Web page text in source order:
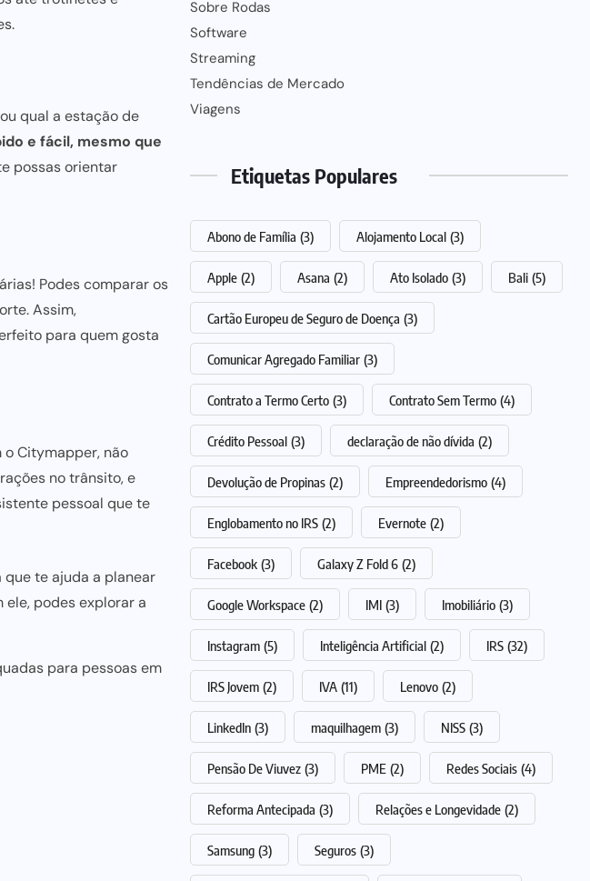
qual a estação de
e fácil, mesmo que
possas orientar
Podes comparar os
Assim,
para quemgosta
o Citymapper, não
no trânsito, e
pessoal que te
te ajuda a planear
ele, podes explorar a
para pessoas em
Sobre Rodas
Software
Streaming
Tendências de Mercado
Viagens
Etiquetas Populares
Abono de Família (3) Alojamento Local (3)
Apple (2) Asana (2) Ato Isolado (3) Bali (5)
Cartão Europeu de Seguro de Doença (3)
Comunicar Agregado Familiar (3)
Contrato a Termo Certo (3) Contrato Sem Termo (4)
Crédito Pessoal (3) declaração de não dívida (2)
Devolução de Propinas (2) Empreendedorismo (4)
Englobamento no IRS (2) Evernote (2)
Facebook (3) Galaxy Z Fold 6 (2)
Google Workspace (2) IMI (3) Imobiliário (3)
Instagram (5) Inteligência Artificial (2) IRS (32)
IRS Jovem (2) IVA (11) Lenovo (2)
LinkedIn (3) maquilhagem (3) NISS (3)
Pensão De Viuvez (3) PME (2) Redes Sociais (4)
Reforma Antecipada (3) Relações e Longevidade (2)
Samsung (3) Seguros (3)